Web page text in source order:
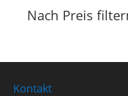
Nach Preis
Kontakt